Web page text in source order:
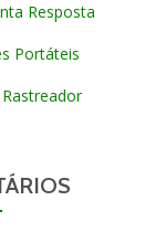
Resposta
Portáteis